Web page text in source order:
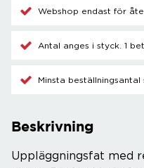
Webshop endast för
Antal anges i styck. 1
Minsta
Beskrivning
Uppläggningsfat med